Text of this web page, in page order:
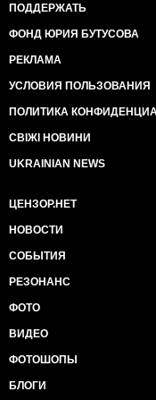
ПОДДЕРЖАТЬ
ФОНД ЮРИЯ БУТУСОВА
РЕКЛАМА
УСЛОВИЯ ПОЛЬЗОВАНИЯ
ПОЛИТИКА
СВІЖІ НОВИНИ
UKRAINIAN NEWS
ЦЕНЗОР.НЕТ
НОВОСТИ
СОБЫТИЯ
РЕЗОНАНС
ФОТО
ВИДЕО
ФОТОШОПЫ
БЛОГИ